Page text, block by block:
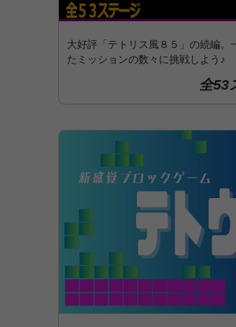
大好評「テトリス風８５」の続編。
たミッションの数々に挑戦しよう♪
全53